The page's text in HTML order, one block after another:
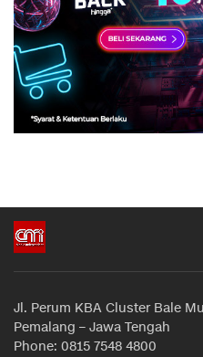
Jl. Perum KBA Cluster Bale
Pemalang – Jawa Tengah
Phone: 0815 7548 4800